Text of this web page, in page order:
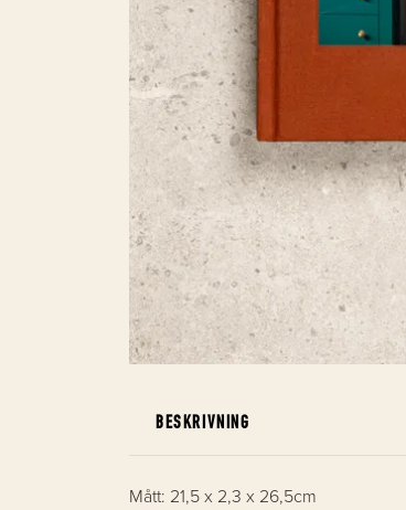
BESKRIVNING
Mått: 21,5 x 2,3 x 26,5cm